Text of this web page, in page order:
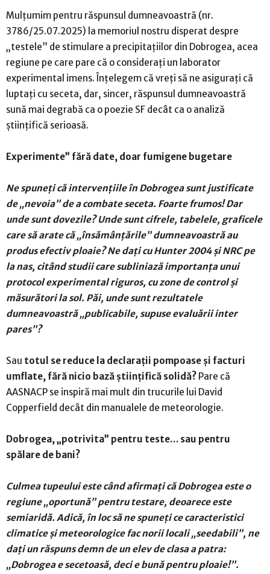
Mulțumim pentru răspunsul dumneavoastră (nr.
3786/25.07.2025) la memoriul nostru disperat despre
„testele” de stimulare a precipitațiilor din Dobrogea, acea
regiune pe care pare că o considerați un laborator
experimental imens. Înțelegem că vreți să ne asigurați că
luptați cu seceta, dar, sincer, răspunsul dumneavoastră
sună mai degrabă ca o poezie SF decât ca o analiză
științifică serioasă.
Experimente” fără date, doar fumigene bugetare
Ne spuneți că intervențiile în Dobrogea sunt justificate
de „nevoia” de a combate seceta. Foarte frumos! Dar
unde sunt dovezile? Unde sunt cifrele, tabelele, graficele
care să arate că „însămânțările” dumneavoastră au
produs efectiv ploaie? Ne dați cu Hunter 2004 și NRC pe
la nas, citând studii care subliniază importanța unui
protocol experimental riguros, cu zone de control și
măsurători la sol. Păi, unde sunt rezultatele
dumneavoastră „publicabile, supuse evaluării inter
pares”?
Sau totul se reduce la declarații pompoase și facturi
umflate, fără nicio bază științifică solidă? Pare că
AASNACP se inspiră mai mult din trucurile lui David
Copperfield decât din manualele de meteorologie.
Dobrogea, „potrivita” pentru teste… sau pentru
spălare de bani?
Culmea tupeului este când afirmați că Dobrogea este o
regiune „oportună” pentru testare, deoarece este
semiaridă. Adică, în loc să ne spuneți ce caracteristici
climatice și meteorologice fac norii locali „seedabili”, ne
dați un răspuns demn de un elev de clasa a patra:
„Dobrogea e secetoasă, deci e bună pentru ploaie!”.